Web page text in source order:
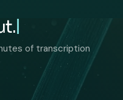
of transcription